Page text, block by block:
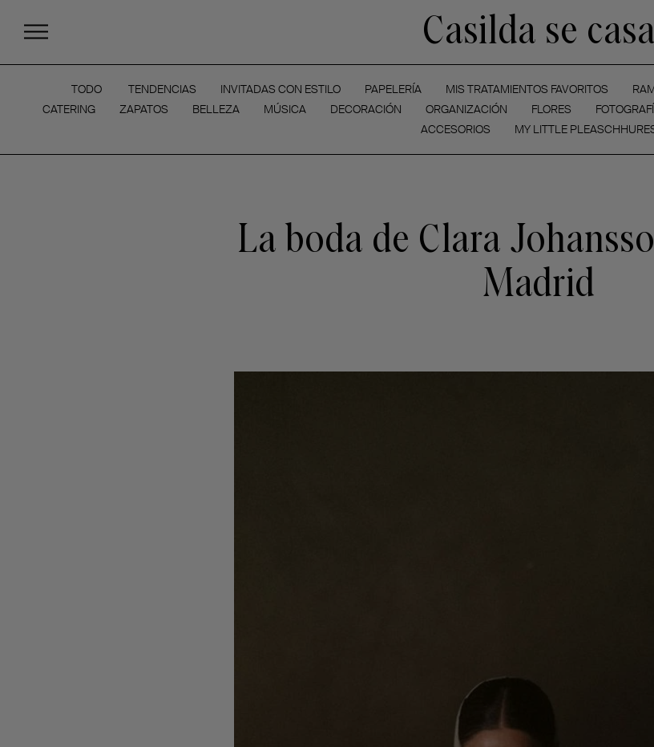
Casilda se casa
TODO TENDENCIAS INVITADAS CON ESTILO PAPELERÍA MIS TRATAMIENTOS FAVORITOS
CATERING
ZAPATOS BELLEZA MÚSICA DECORACIÓN ORGANIZACIÓN FLORES
ACCESORIOS
MY LITTLE
La boda de Clara
Madrid